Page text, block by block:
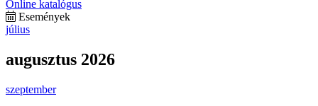
Online katalógus
Események
július
augusztus 2026
szeptember